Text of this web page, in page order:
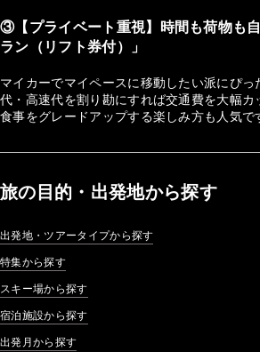
③【プライベート重視】時間も荷物も
ラン（リフト券付）」
マイカーでマイペースに移動したい派にぴ
代・高速代を割り勘にすれば交通費を大幅
食事をグレードアップする楽しみ方も人気で
旅の目的・出発地から探す
出発地・ツアータイプから探す
特集から探す
スキー場から探す
宿泊施設から探す
出発月から探す